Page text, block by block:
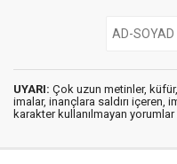
UYARI: Çok uzun metinler,
imalar, inançlara saldırı içeren,
karakter kullanılmayan